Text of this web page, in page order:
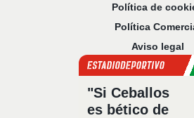
Política de
Política
Aviso legal
Configuración de
Sobre nosotros
Código Ético
"Si Ceballos
es bético de